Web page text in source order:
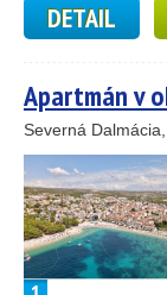
DETAIL
Apartmán v
Severná